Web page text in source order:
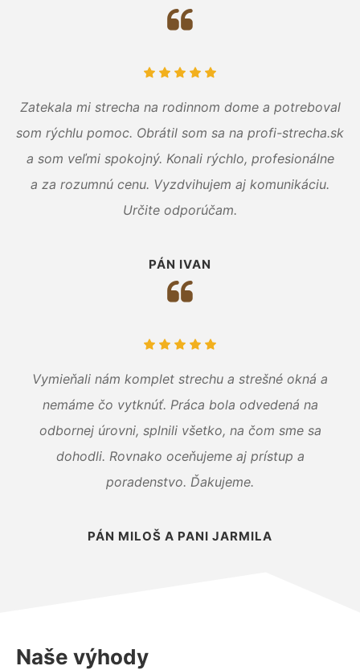
Zatekala mi strecha na rodinnom dome a potreboval
som rýchlu pomoc. Obrátil som sa na profi-strecha.sk
a som veľmi spokojný. Konali rýchlo, profesionálne
a za rozumnú cenu. Vyzdvihujem aj komunikáciu.
Určite odporúčam.
PÁN IVAN
Vymieňali nám komplet strechu a strešné okná a
nemáme čo vytknúť. Práca bola odvedená na
odbornej úrovni, splnili všetko, na čom sme sa
dohodli. Rovnako oceňujeme aj prístup a
poradenstvo. Ďakujeme.
PÁN MILOŠ A PANI JARMILA
Naše výhody